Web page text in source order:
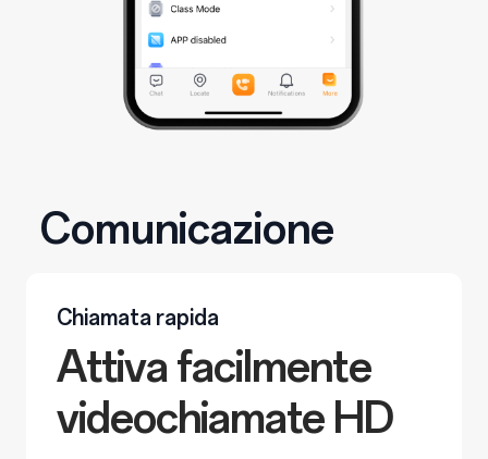
Comunicazione
Chiamata rapida
Attiva facilmente
videochiamate HD